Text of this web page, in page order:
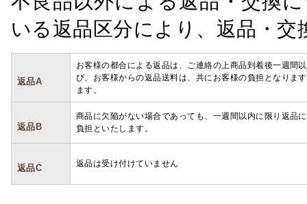
いる返品区分により、返品・
返品A
お客様の都合による返品は、ご連絡の上商品到着後一週間
び、お客様からの返品送料は、共にお客様の負担となりま
ます。
返品B
商品に欠陥がない場合であっても、一週間以内に限り返品
負担といたします。
返品C 返品は受け付けていません